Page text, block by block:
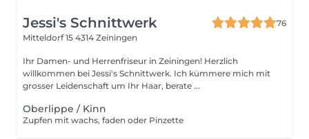
Jessi's Schnittwerk
76
Mitteldorf 15 4314 Zeiningen
Ihr Damen- und Herrenfriseur in Zeiningen! Herzlich
willkommen bei Jessi's Schnittwerk. Ich kümmere mich mit
grosser Leidenschaft um Ihr Haar, berate ...
Oberlippe / Kinn
Zupfen mit wachs, faden oder Pinzette